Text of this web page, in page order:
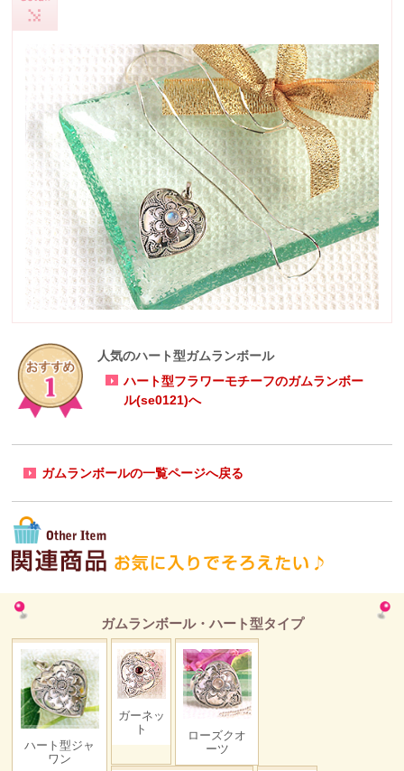
人気のハート型ガムランボール
ハート型フラワーモチーフのガムランボー
ル(se0121)へ
ガムランボールの一覧ページへ戻る
ガムランボール・ハート型タイプ
ハート型ジャ
ワン
ガーネッ
ト
ローズクオ
ーツ